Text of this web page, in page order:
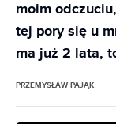
moim
tej pory się u
ma już 2 lata,
PRZEMYSŁAW PAJĄK